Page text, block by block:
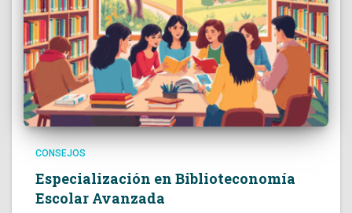
CONSEJOS
Especialización en Biblioteconomía
Escolar Avanzada